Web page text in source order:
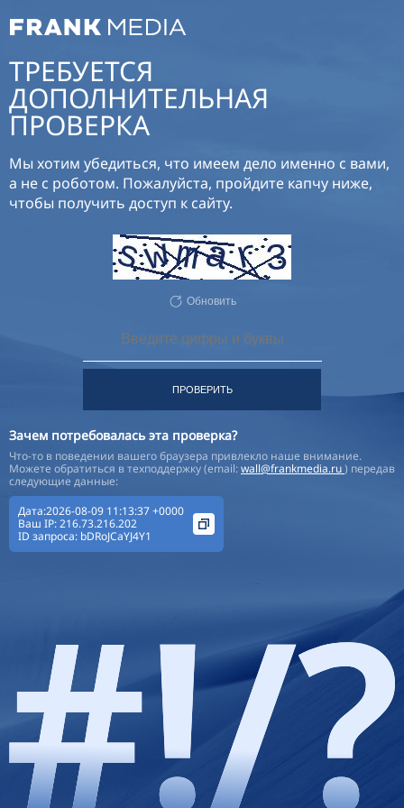
ТРЕБУЕТСЯ
ДОПОЛНИТЕЛЬНАЯ
ПРОВЕРКА
Мы хотим убедиться, что имеем дело именно с вами,
а не с роботом. Пожалуйста, пройдите капчу ниже,
чтобы получить доступ к сайту.
Обновить
ПРОВЕРИТЬ
Зачем потребовалась эта проверка?
Что-то в поведении вашего браузера привлекло наше внимание.
Можете обратиться в техподдержку (email:wall@frankmedia.ru) передав
следующие данные:
Дата:2026-08-09 11:13:37 +0000
Ваш IP:216.73.216.202
ID запроса: bDRoJCaYJ4Y1